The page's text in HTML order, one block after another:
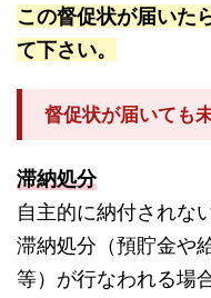
この督促状が届いた
て下さい。
督促状が届いても
滞納処分
自主的に納付されな
滞納処分（預貯金や
等）が行なわれる場